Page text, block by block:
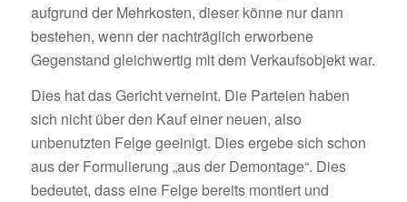
aufgrund der Mehrkosten, dieser könne nur dann
bestehen, wenn der nachträglich erworbene
Gegenstand gleichwertig mit dem Verkaufsobjekt war.
Dies hat das Gericht verneint. Die Parteien haben
sich nicht über den Kauf einer neuen, also
unbenutzten Felge geeinigt. Dies ergebe sich schon
aus der Formulierung „aus der Demontage“. Dies
bedeutet, dass eine Felge bereits montiert und